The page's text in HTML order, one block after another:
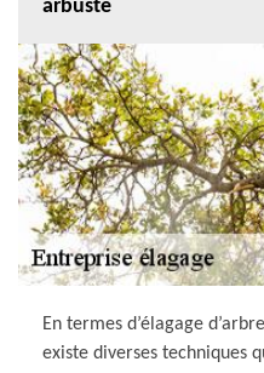
arbuste
En termes d’élagage
existe diverses techniques